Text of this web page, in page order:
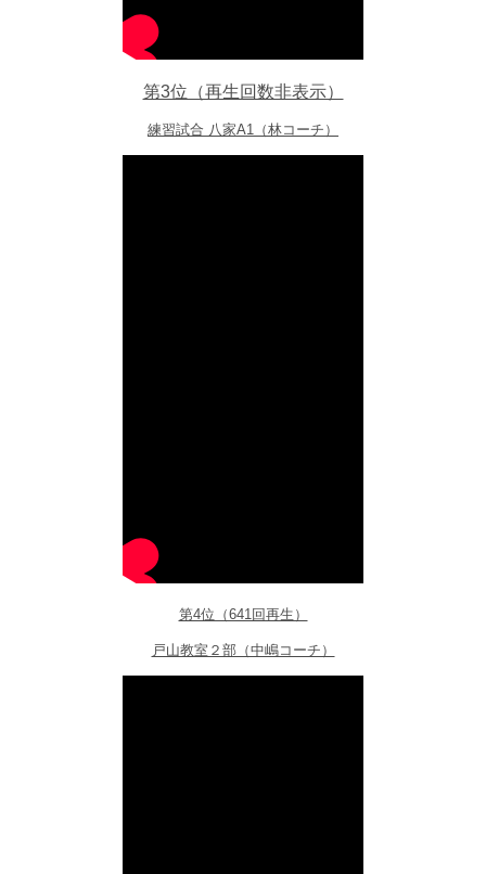
第3位（再生回数非表示）
練習試合 八家A1（林コーチ）
第4位（641回再生）
戸山教室２部（中嶋コーチ）